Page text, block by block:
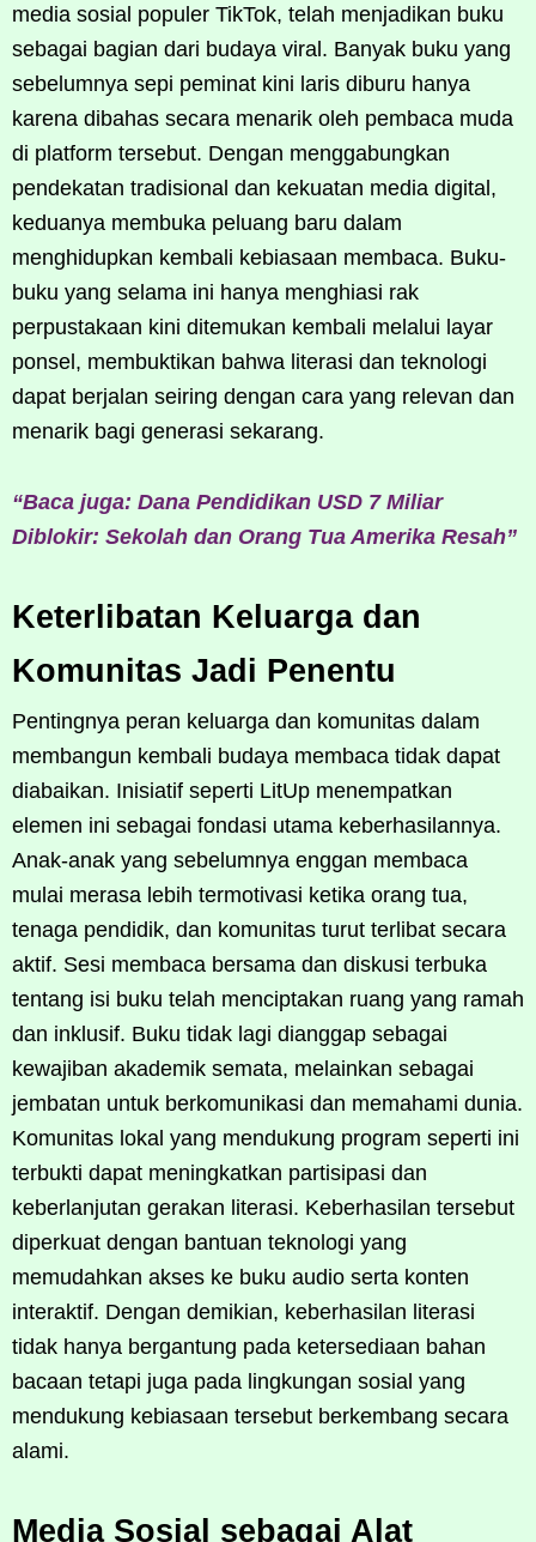
media sosial populer TikTok, telah menjadikan buku
sebagai bagian dari budaya viral. Banyak buku yang
sebelumnya sepi peminat kini laris diburu hanya
karena dibahas secara menarik oleh pembaca muda
di platform tersebut. Dengan menggabungkan
pendekatan tradisional dan kekuatan media digital,
keduanya membuka peluang baru dalam
menghidupkan kembali kebiasaan membaca. Buku-
buku yang selama ini hanya menghiasi rak
perpustakaan kini ditemukan kembali melalui layar
ponsel, membuktikan bahwa literasi dan teknologi
dapat berjalan seiring dengan cara yang relevan dan
menarik bagi generasi sekarang.
“Baca juga: Dana Pendidikan USD 7 Miliar
Diblokir: Sekolah dan Orang Tua Amerika Resah”
Keterlibatan Keluarga dan
Komunitas Jadi Penentu
Pentingnya peran keluarga dan komunitas dalam
membangun kembali budaya membaca tidak dapat
diabaikan. Inisiatif seperti LitUp menempatkan
elemen ini sebagai fondasi utama keberhasilannya.
Anak-anak yang sebelumnya enggan membaca
mulai merasa lebih termotivasi ketika orang tua,
tenaga pendidik, dan komunitas turut terlibat secara
aktif. Sesi membaca bersama dan diskusi terbuka
tentang isi buku telah menciptakan ruang yang ramah
dan inklusif. Buku tidak lagi dianggap sebagai
kewajiban akademik semata, melainkan sebagai
jembatan untuk berkomunikasi dan memahami dunia.
Komunitas lokal yang mendukung program seperti ini
terbukti dapat meningkatkan partisipasi dan
keberlanjutan gerakan literasi. Keberhasilan tersebut
diperkuat dengan bantuan teknologi yang
memudahkan akses ke buku audio serta konten
interaktif. Dengan demikian, keberhasilan literasi
tidak hanya bergantung pada ketersediaan bahan
bacaan tetapi juga pada lingkungan sosial yang
mendukung kebiasaan tersebut berkembang secara
alami.
Media Sosial sebagai Alat